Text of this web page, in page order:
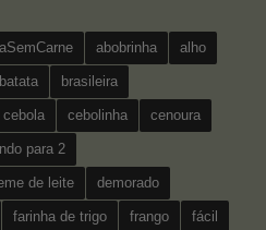
abobrinha alho
batata brasileira
cebola cebolinha cenoura
para 2
de leite demorado
farinha de trigo frango fácil